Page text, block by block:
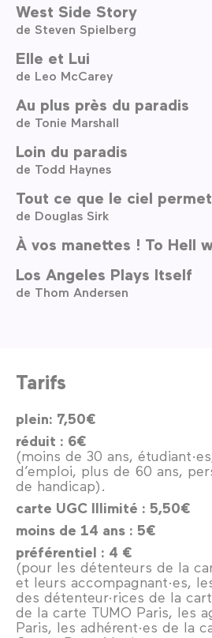
West Side Story
de Steven Spielberg
Elle et Lui
de Leo McCarey
Au plus près du paradis
de Tonie Marshall
Loin du paradis
de Todd Haynes
Tout ce que le ciel permet
de Douglas Sirk
À vos manettes ! To Hell
Los Angeles Plays Itself
de Thom Andersen
Tarifs
plein: 7,50€
réduit : 6€
(moins de 30 ans,
d’emploi, plus de 60 ans,
de handicap).
carte UGC Illimité : 5,50€
moins de 14 ans : 5€
préférentiel : 4 €
(pour les détenteurs de la
et leurs accompagnant·es,
des détenteur·rices de la
de la carte TUMO Paris, les
Paris, les adhérent·es de la